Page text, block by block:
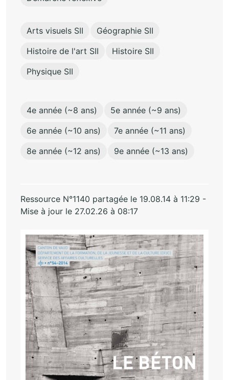
Arts visuels SII
Géographie SII
Histoire de l'art SII
Histoire SII
Physique SII
4e année (~8 ans)
5e année (~9 ans)
6e année (~10 ans)
7e année (~11 ans)
8e année (~12 ans)
9e année (~13 ans)
Ressource N°1140 partagée le 19.08.14 à 11:29 -
Mise à jour le 27.02.26 à 08:17